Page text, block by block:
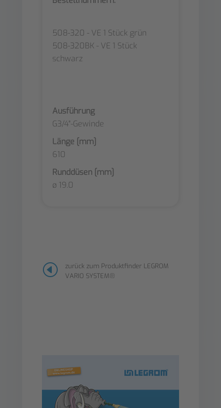
508-320 - VE 1 Stück grün
508-320BK - VE 1 Stück
schwarz
Ausführung
G3/4"-Gewinde
Länge [mm]
610
Runddüsen [mm]
ø 19.0
H
zurück zum Produktfinder LEGROM
VARIO SYSTEM®